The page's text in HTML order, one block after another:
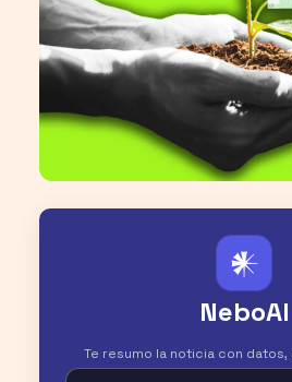
𒀭
NeboAI
Te resumo la noticia con